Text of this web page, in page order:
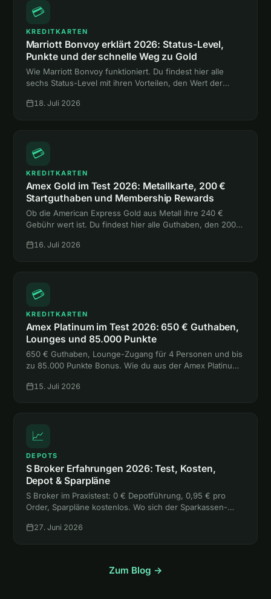
💳
KREDITKARTEN
Marriott Bonvoy erklärt 2026: Status-Level,
Punkte und der schnelle Weg zu Gold
Wie Marriott Bonvoy funktioniert. Du findest hier alle
sechs Status-Level mit ihren Vorteilen, den Wert der
eine einzige Hotelnacht.
18. Juli 2026
💳
KREDITKARTEN
Amex Gold im Test 2026: Metallkarte, 200 €
Startguthaben und Membership Rewards
Ob die American Express Gold aus Metall ihre 240 €
Gebühr wert ist. Du findest hier alle Guthaben, den 200-
Platinum und Payback Amex.
16. Juli 2026
💳
KREDITKARTEN
Amex Platinum im Test 2026: 650 € Guthaben,
Lounges und 85.000 Punkte
650 € Guthaben, Lounge-Zugang für 4 Personen und bis
zu 85.000 Punkte Bonus. Wie du aus der Amex Platinum
15. Juli 2026
📈
DEPOTS
S Broker Erfahrungen 2026: Test, Kosten,
Depot & Sparpläne
S Broker im Praxistest: 0 € Depotführung, 0,95 € pro
Order, Sparpläne kostenlos. Wo sich der Sparkassen-
und für wen er passt.
27. Juni 2026
Zum Blog →